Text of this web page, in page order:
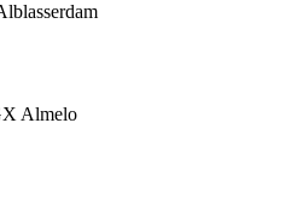
Almelo